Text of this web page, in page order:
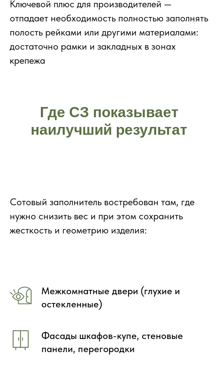
Ключевой плюс для производителей —
отпадает необходимость полностью заполнять
полость рейками или другими материалами:
достаточно рамки и закладных в зонах
крепежа
Где СЗ показывает
наилучший результат
Сотовый заполнитель востребован там, где
нужно снизить вес и при этом сохранить
жесткость и геометрию изделия:
Межкомнатные двери (глухие и
остекленные)
Фасады шкафов-купе, стеновые
панели, перегородки